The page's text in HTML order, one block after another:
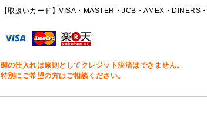
【取扱いカード】VISA・MASTER・JCB・AMEX・DINERS
卸の仕入れは原則としてクレジット決済はできません。
特別にご希望の方はご相談ください。